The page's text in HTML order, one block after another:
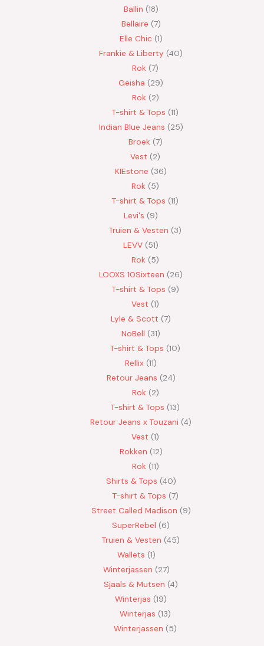
Ballin 18
Bellaire 7
Elle Chic 1
Frankie & Liberty 40
Rok 7
Geisha
29
Rok 2
T-shirt & Tops 11
Indian Blue Jeans 25
Broek 7
Vest
2
KIEstone
36
Rok 5
T-shirt & Tops 11
Levi's
9
Truien & Vesten
3
LEVV 51
Rok 5
LOOXS 10Sixteen
26
T-shirt & Tops 9
Vest 1
Lyle & Scott 7
NoBell
31
T-shirt & Tops 10
Rellix 11
Retour Jeans 24
Rok 2
T-shirt & Tops 13
Retour Jeans x Touzani 4
Vest 1
Rokken 12
Rok 11
Shirts & Tops 40
T-shirt & Tops 7
Street Called Madison 9
SuperRebel
6
Truien & Vesten 45
Wallets 1
Winterjassen
27
Sjaals & Mutsen 4
Winterjas 19
Winterjas 13
Winterjassen
5